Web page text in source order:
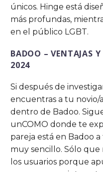
únicos. Hinge está
más profundas,
en el público LGBT.
BADOO – VENTAJAS
2024
Si después de
encuentras a tu novio/
dentro de Badoo.
unCOMO donde te
pareja está en Badoo
muy sencillo. Sólo
los usuarios porque